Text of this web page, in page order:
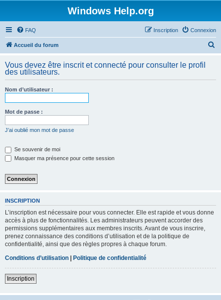
Windows Help.org
FAQ Connexion
Inscription
Accueil du forum
h
Vous devez être inscrit et connecté pour consulter le profil
des utilisateurs.
Nom d’utilisateur :
Mot de passe :
J’ai oublié mon mot de passe
Se souvenir de moi
Masquer ma présence pour cette session
INSCRIPTION
L’inscription est nécessaire pour vous connecter. Elle est rapide et vous donne
accès à plus de fonctionnalités. Les administrateurs peuvent accorder des
permissions supplémentaires aux membres inscrits. Avant de vous inscrire,
prenez connaissance des conditions d’utilisation et de la politique de
confidentialité, ainsi que des règles propres à chaque forum.
Conditions d’utilisation | Politique de confidentialité
Inscription